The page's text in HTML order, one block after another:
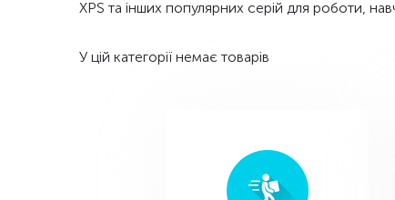
XPS та інших популярних серій для роботи,
У цій категорії немає товарів